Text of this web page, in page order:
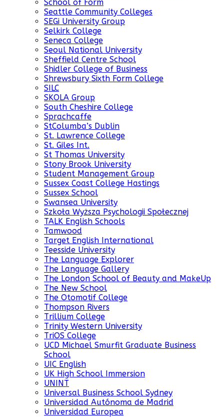
School of Form
Seattle Community Colleges
SEGi University Group
Selkirk College
Seneca College
Seoul National University
Sheffield Centre School
Shidler College of Business
Shrewsbury Sixth Form College
SILC
SKOLA Group
South Cheshire College
Sprachcaffe
StColumba’s Dublin
St. Lawrence College
St. Giles Int.
St Thomas University
Stony Brook University
Student Management Group
Sussex Coast College Hastings
Sussex School
Swansea University
Szkoła Wyższa Psychologii Społecznej
TALK English Schools
Tamwood
Target English International
Teesside University
The Language Explorer
The Language Gallery
The London School of Beauty and MakeUp
The New School
The Otomotif College
Thompson Rivers
Trillium College
Trinity Western University
TriOS College
UCD Michael Smurfit Graduate Business
School
UIC English
UK High School Immersion
UNINT
Universal Business School Sydney
Universidad Autónoma de Madrid
Universidad Europea